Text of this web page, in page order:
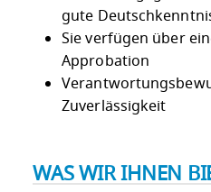
gute
Sie verfügen über
Approbation
Zuverlässigkeit
WAS WIR IHNEN